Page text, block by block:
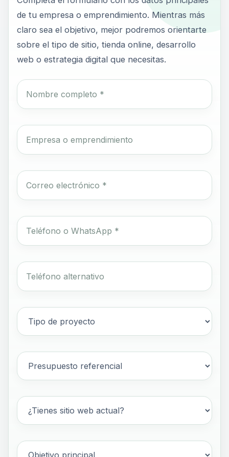
de tu empresa o emprendimiento. Mientras más
claro sea el objetivo, mejor podremos orientarte
sobre el tipo de sitio, tienda online, desarrollo
web o estrategia digital que necesitas.